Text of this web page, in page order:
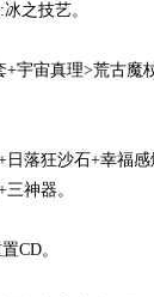
之技艺。
宇宙真理>荒古魔
落狂沙石+幸福感
神器。
CD。